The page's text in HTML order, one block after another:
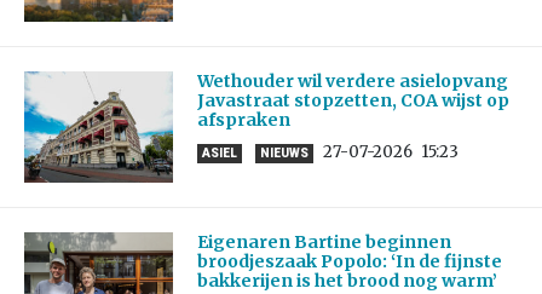
Wethouder wil verdere asielopvang
Javastraat stopzetten, COA wijst op
afspraken
ASIEL NIEUWS 27-07-2026 15:23
Eigenaren Bartine beginnen
broodjeszaak Popolo: ‘In de fijnste
bakkerijen is het brood nog warm’